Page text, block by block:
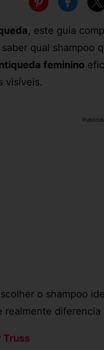
, este guia
qual shampoo
feminino
visíveis.
o shampoo
Truss